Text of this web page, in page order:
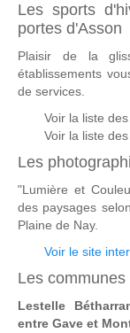
Les sports
portes d'Asson
Plaisir de la
établissements
de services.
Voir la liste
Voir la liste
Les
"Lumière et
des paysages
Plaine de Nay.
Voir le site
Les
Lestelle
entre Gave et